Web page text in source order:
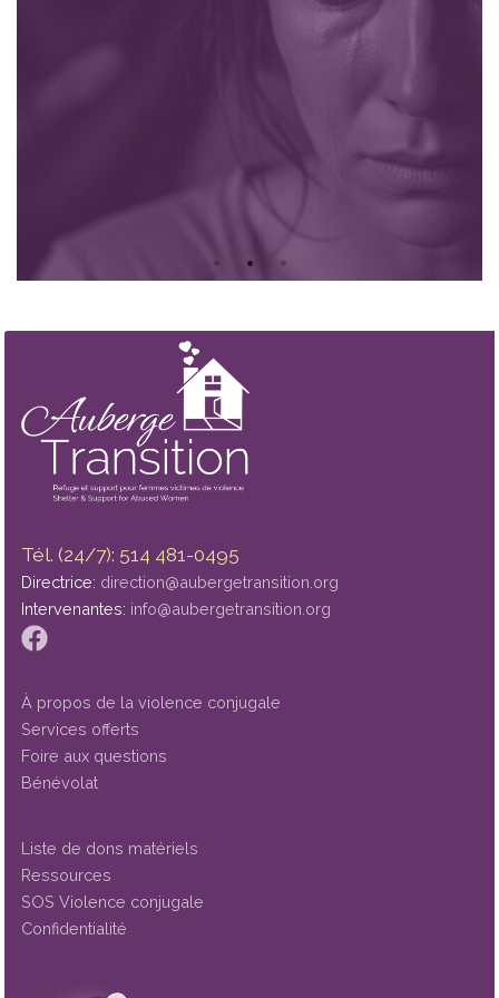
Tél. (24/7): 514 481-0495
Directrice: direction@aubergetransition.org
Intervenantes: info@aubergetransition.org
À propos de la violence conjugale
Services offerts
Foire aux questions
Bénévolat
Liste de dons matériels
Ressources
SOS Violence conjugale
Confidentialité